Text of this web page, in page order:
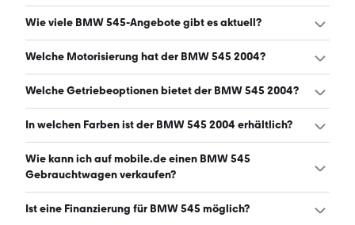
Ein guter Preis für einen BMW 545 2004 liegt zwischen
Wie viele BMW 545-Angebote gibt es aktuell?
Es gibt insgesamt 26 BMW 545 bei mobile.de, davon 26
Welche Motorisierung hat der BMW 545 2004?
Der BMW 545 2004 hat Leistungen zwischen 333 und 333
Welche Getriebeoptionen bietet der BMW 545 2004?
Der BMW 545 2004 ist mit automatischem und
In welchen Farben ist der BMW 545 2004 erhältlich?
Den BMW 545 2004 gibt es in folgenden Farben: blau,
schwarz, grau, grün und silber. Die häufigste Farbe ist
Wie kann ich auf mobile.de einen BMW 545
Gebrauchtwagen verkaufen?
Alle Informationen zum Verkauf an mobile.de-
Ist eine Finanzierung für BMW 545 möglich?